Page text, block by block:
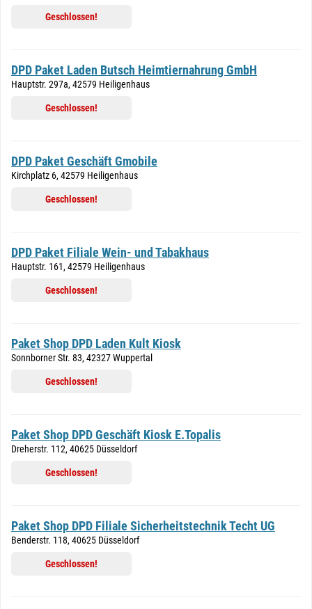
Geschlossen!
DPD Paket Laden Butsch Heimtiernahrung GmbH
Hauptstr. 297a, 42579 Heiligenhaus
Geschlossen!
DPD Paket Geschäft Gmobile
Kirchplatz 6, 42579 Heiligenhaus
Geschlossen!
DPD Paket Filiale Wein- und Tabakhaus
Hauptstr. 161, 42579 Heiligenhaus
Geschlossen!
Paket Shop DPD Laden Kult Kiosk
Sonnborner Str. 83, 42327 Wuppertal
Geschlossen!
Paket Shop DPD Geschäft Kiosk E.Topalis
Dreherstr. 112, 40625 Düsseldorf
Geschlossen!
Paket Shop DPD Filiale Sicherheitstechnik Techt UG
Benderstr. 118, 40625 Düsseldorf
Geschlossen!